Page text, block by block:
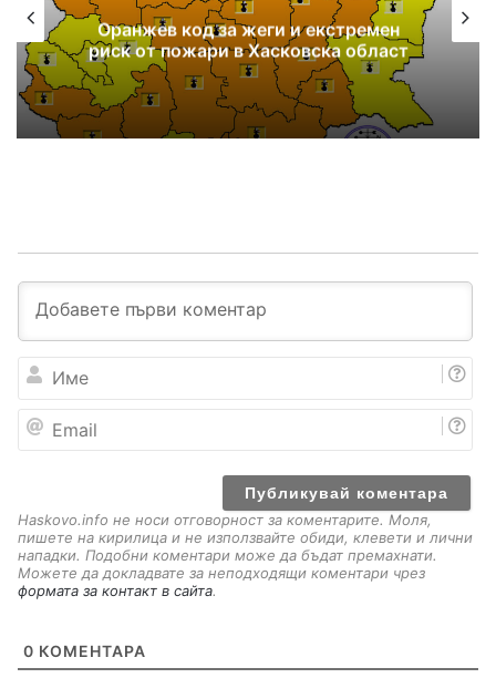
Оранжев код за жеги и екстремен
риск от пожари в Хасковска област
е
E
a
Haskovo.info не носи отговорност за коментарите. Моля,
пишете на кирилица и не използвайте обиди, клевети и лични
нападки. Подобни коментари може да бъдат премахнати.
Можете да докладвате за неподходящи коментари чрез
формата за контакт в сайта.
0 КОМЕНТАРА